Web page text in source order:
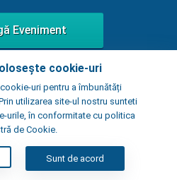
cookie-uri
uri pentru a îmbunătăți
utilizarea site-ul nostru sunteti
urile, în conformitate cu politica
de Cookie.
Sunt de acord
Eveniment
Local